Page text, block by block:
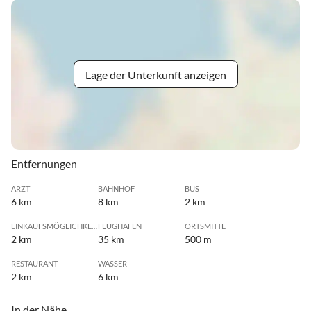
Lage der Unterkunft anzeigen
Entfernungen
ARZT
6 km
BAHNHOF
8 km
BUS
2 km
2 km
FLUGHAFEN
35 km
ORTSMITTE
500 m
RESTAURANT
2 km
WASSER
6 km